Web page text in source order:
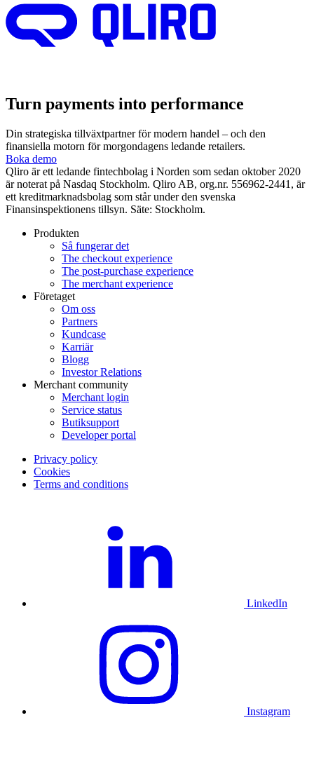
Turn payments into performance
Din strategiska tillväxtpartner för modern handel – och den
finansiella motorn för morgondagens ledande retailers.
Boka demo
Qliro är ett ledande fintechbolag i Norden som sedan oktober 2020
är noterat på Nasdaq Stockholm. Qliro AB, org.nr. 556962-2441, är
ett kreditmarknadsbolag som står under den svenska
Finansinspektionens tillsyn. Säte: Stockholm.
Produkten
Så fungerar det
The checkout experience
The post-purchase experience
The merchant experience
Företaget
Om oss
Partners
Kundcase
Karriär
Blogg
Investor Relations
Merchant community
Merchant login
Service status
Butiksupport
Developer portal
Privacy policy
Cookies
Terms and conditions
LinkedIn
Instagram